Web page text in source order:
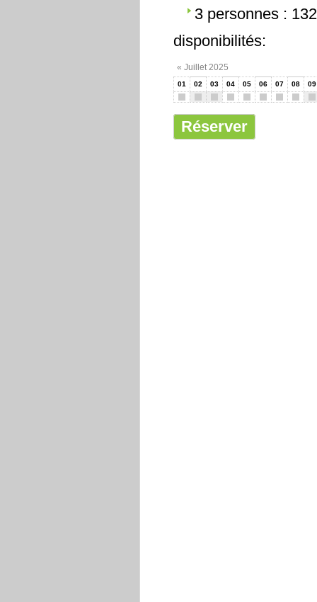
3 personnes :
disponibilités:
« Juillet 2025
01 02 03 04 05 06 07 08 09
Réserver